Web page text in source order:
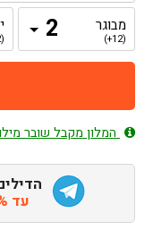
מבוגר
(12+)
(2-12)
המלון מקבל שובר
עד 50% הנחה